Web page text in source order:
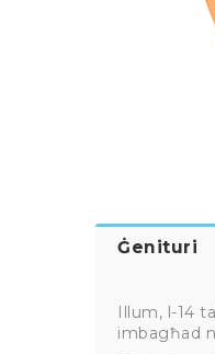
Ġenituri
Illum, l-14
imbagħad